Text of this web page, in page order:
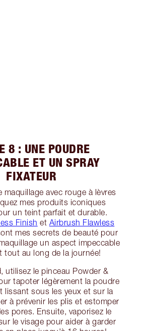
8 : UNE POUDRE
ET UN SPRAY
FIXATEUR
maquillage avec rouge à lèvres
mes produits iconiques
un teint parfait et durable.
Finish et Airbrush Flawless
mes secrets de beauté pour
un aspect impeccable
tout au long de la journée!
utilisez le pinceau Powder &
tapoter légèrement la poudre
lissant sous les yeux et sur la
à prévenir les plis et estomper
pores. Ensuite, vaporisez le
le visage pour aider à garder